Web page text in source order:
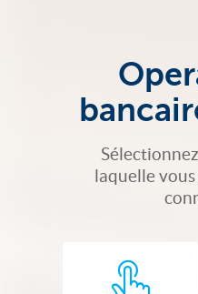
laquelle